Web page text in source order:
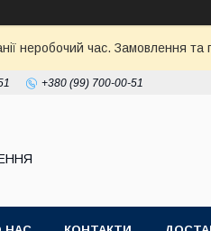
неробочий час. Замовлення
+380 (99) 700-00-51